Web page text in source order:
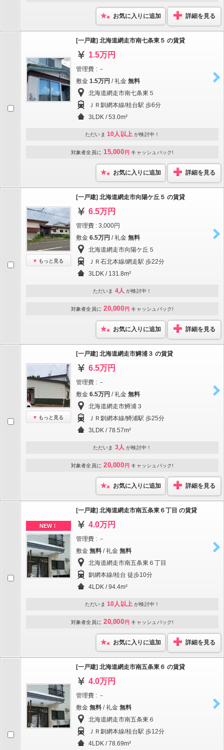
お気に入りに追加 詳細を見る
[一戸建] 北海道網走市南七条東５ の賃貸
1.5万円
管理費 : －
敷金 1.5万円 / 礼金 無料
北海道網走市南七条東５
ＪＲ釧網本線/桂台駅 歩6分
3LDK / 53.0m²
ただいま 10人以上 が検討中！
対象者全員に 15,000 円 キャッシュバック!
お気に入りに追加 詳細を見る
もっと見る
[一戸建] 北海道網走市向陽ケ丘５ の賃貸
6.5万円
管理費 : 3,000円
敷金 6.5万円 / 礼金 無料
北海道網走市向陽ケ丘５
ＪＲ石北本線/網走駅 歩22分
3LDK / 131.8m²
ただいま 4人 が検討中！
対象者全員に 20,000 円 キャッシュバック!
お気に入りに追加 詳細を見る
もっと見る
[一戸建] 北海道網走市鱒浦３ の賃貸
6.5万円
管理費 : －
敷金 6.5万円 / 礼金 無料
北海道網走市鱒浦３
ＪＲ釧網本線/鱒浦駅 歩25分
3LDK / 78.57m²
ただいま 3人 が検討中！
対象者全員に 20,000 円 キャッシュバック!
お気に入りに追加 詳細を見る
NEW！
[一戸建] 北海道網走市南五条東６丁目 の賃貸
4.0万円
管理費 : －
敷金 無料 / 礼金 無料
北海道網走市南五条東６丁目
釧網本線/桂台 徒歩10分
4LDK / 94.4m²
ただいま 10人以上 が検討中！
対象者全員に 20,000 円 キャッシュバック!
お気に入りに追加 詳細を見る
[一戸建] 北海道網走市南五条東６ の賃貸
4.0万円
管理費 : －
敷金 無料 / 礼金 無料
北海道網走市南五条東６
ＪＲ釧網本線/桂台駅 歩12分
4LDK / 78.69m²